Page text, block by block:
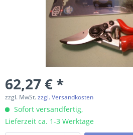
62,27 € *
zzgl. MwSt.zzgl. Versandkosten
Sofort versandfertig,
Lieferzeit ca. 1-3 Werktage